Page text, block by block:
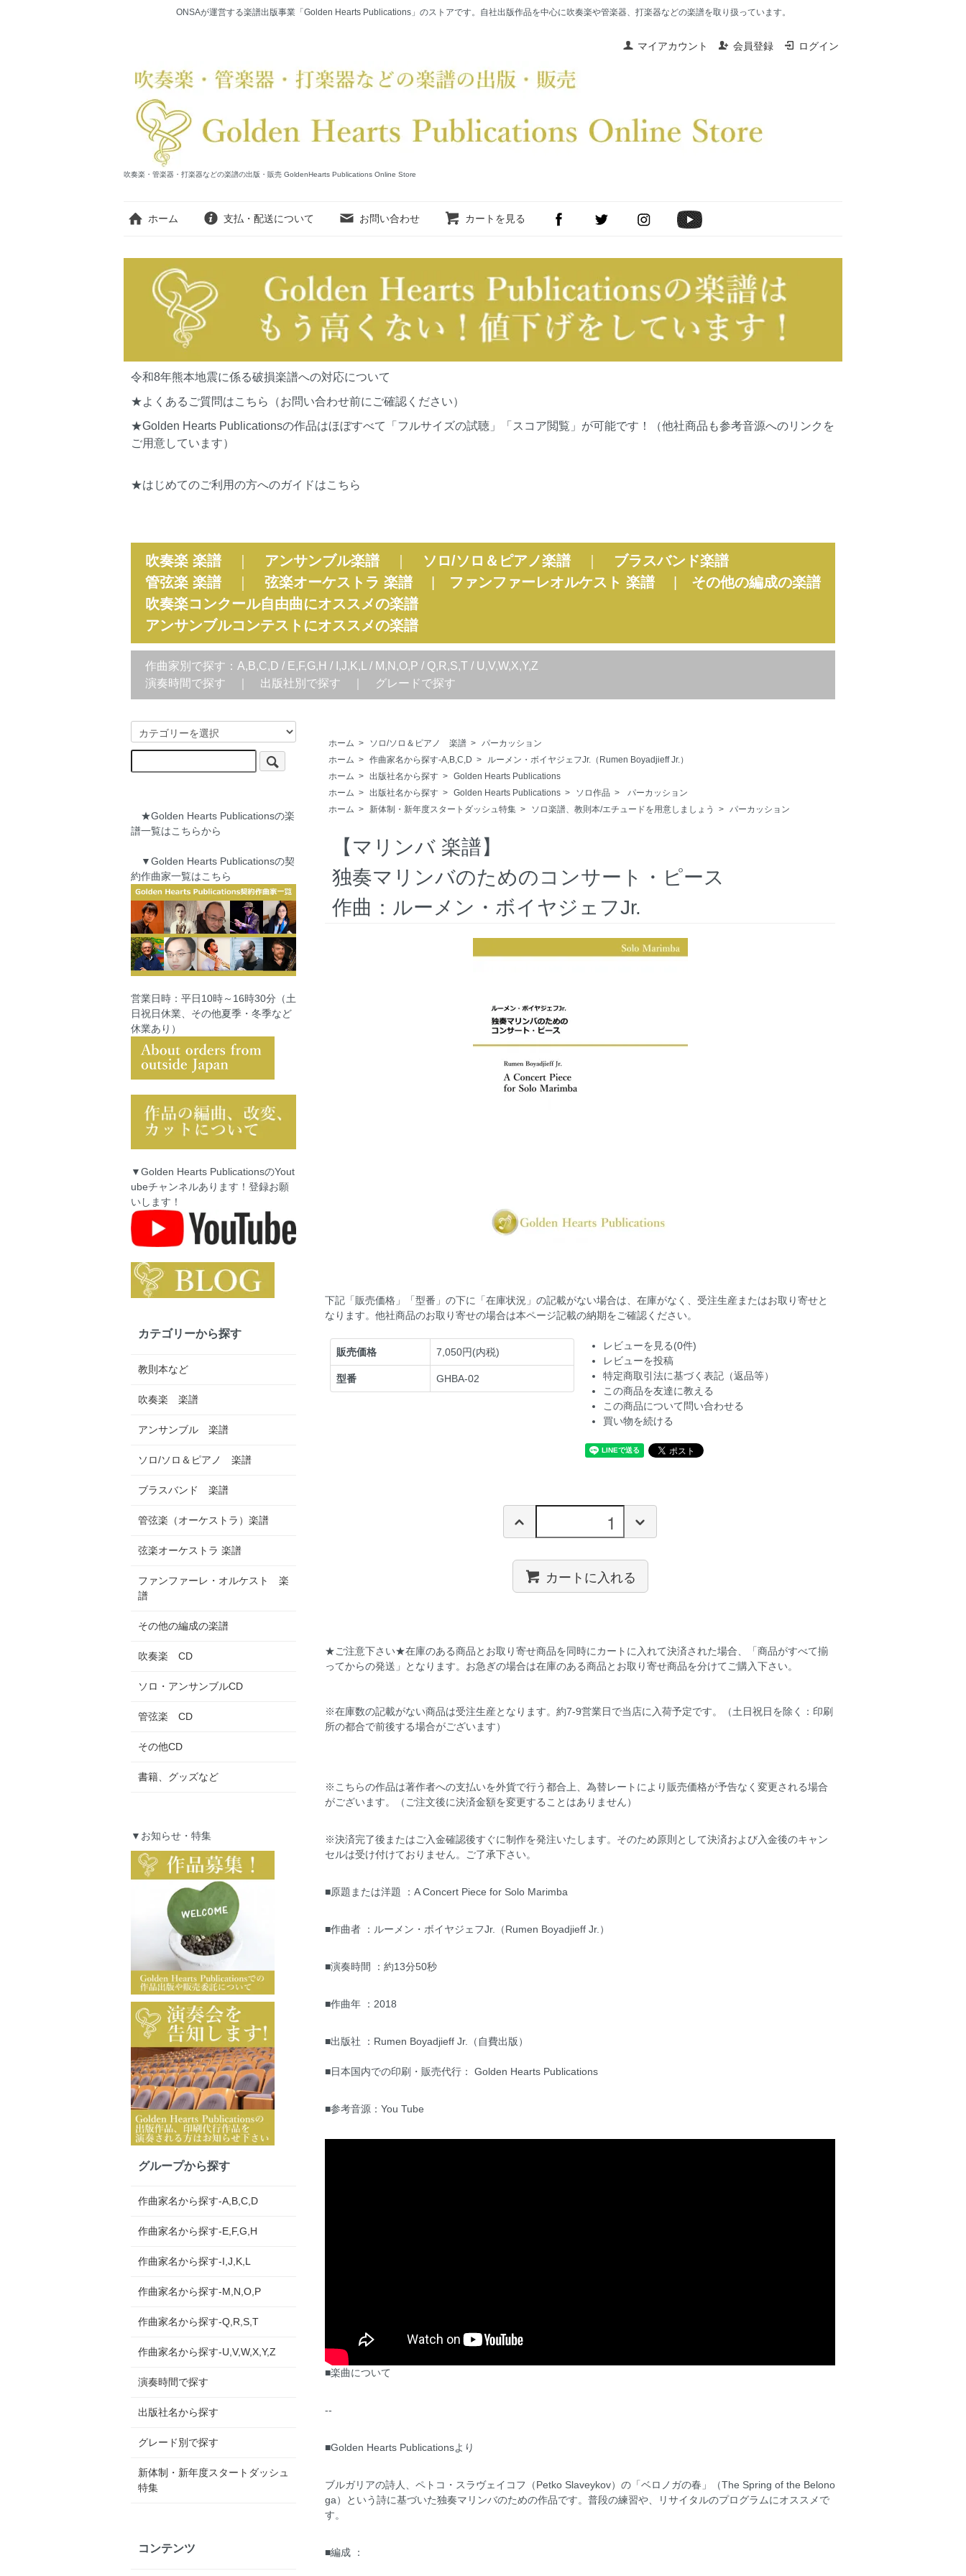
ONSAが運営する楽譜出版事業「Golden Hearts Publications」のストアです。自社出版作品を中心に吹奏楽や管楽器、打楽器などの楽譜を取り扱っています。
マイアカウント 会員登録 ログイン
吹奏楽・管楽器・打楽器などの楽譜の出版・販売 GoldenHearts Publications Online Store
ホーム 支払・配送について お問い合わせ カートを見る
令和8年熊本地震に係る破損楽譜への対応について
★よくあるご質問はこちら（お問い合わせ前にご確認ください）
★Golden Hearts Publicationsの作品はほぼすべて「フルサイズの試聴」「スコア閲覧」が可能です！（他社商品も参考音源へのリンクを
ご用意しています）
★はじめてのご利用の方へのガイドはこちら
吹奏楽 楽譜｜ アンサンブル楽譜｜ ソロ/ソロ＆ピアノ楽譜｜ ブラスバンド楽譜
管弦楽 楽譜｜ 弦楽オーケストラ 楽譜| ファンファーレオルケスト 楽譜| その他の編成の楽譜
吹奏楽コンクール自由曲にオススメの楽譜
アンサンブルコンテストにオススメの楽譜
作曲家別で探す： A,B,C,D / E,F,G,H / I,J,K,L / M,N,O,P / Q,R,S,T / U,V,W,X,Y,Z
演奏時間で探す
出版社別で探す グレードで探す
ホーム > ソロ/ソロ＆ピアノ 楽譜 > パーカッション
ホーム > 作曲家名から探す-A,B,C,D >
ルーメン・ボイヤジェフJr.（Rumen Boyadjieff Jr.）
ホーム > 出版社名から探す > Golden Hearts Publications
ホーム > 出版社名から探す > Golden Hearts Publications > ソロ作品 >
パーカッション
ホーム > 新体制・新年度スタートダッシュ特集 > ソロ楽譜、教則本/エチュードを用意しましょう > パーカッション
【マリンバ 楽譜】
独奏マリンバのためのコンサート・ピース
作曲：ルーメン・ボイヤジェフJr.
下記「販売価格」「型番」の下に「在庫状況」の記載がない場合は、在庫がなく、受注生産またはお取り寄せと
なります。他社商品のお取り寄せの場合は本ページ記載の納期をご確認ください。
販売価格 7,050円(内税)
型番 GHBA-02
レビューを見る(0件)
レビューを投稿
特定商取引法に基づく表記（返品等）
この商品を友達に教える
この商品について問い合わせる
買い物を続ける
カートに入れる
★ご注意下さい★在庫のある商品とお取り寄せ商品を同時にカートに入れて決済された場合、「商品がすべて揃
ってからの発送」となります。お急ぎの場合は在庫のある商品とお取り寄せ商品を分けてご購入下さい。
※在庫数の記載がない商品は受注生産となります。約7-9営業日で当店に入荷予定です。（土日祝日を除く：印刷
所の都合で前後する場合がございます）
※こちらの作品は著作者への支払いを外貨で行う都合上、為替レートにより販売価格が予告なく変更される場合
がございます。（ご注文後に決済金額を変更することはありません）
※決済完了後またはご入金確認後すぐに制作を発注いたします。そのため原則として決済および入金後のキャン
セルは受け付けておりません。ご了承下さい。
■原題または洋題 ：A Concert Piece for Solo Marimba
■作曲者 ：ルーメン・ボイヤジェフJr.（Rumen Boyadjieff Jr.）
■演奏時間 ：約13分50秒
■作曲年 ：2018
■出版社 ：Rumen Boyadjieff Jr.（自費出版）
■日本国内での印刷・販売代行： Golden Hearts Publications
■参考音源：You Tube
■楽曲について
--
■Golden Hearts Publicationsより
ブルガリアの詩人、ペトコ・スラヴェイコフ（Petko Slaveykov）の「ベロノガの春」（The Spring of the Belono
ga）という詩に基づいた独奏マリンバのための作品です。普段の練習や、リサイタルのプログラムにオススメで
す。
■編成 ：
★Golden Hearts Publicationsの楽
譜一覧はこちらから
▼Golden Hearts Publicationsの契
約作曲家一覧はこちら
営業日時：平日10時～16時30分（土
日祝日休業、その他夏季・冬季など
休業あり）
▼Golden Hearts PublicationsのYout
ubeチャンネルあります！登録お願
いします！
カテゴリーから探す
教則本など
吹奏楽 楽譜
アンサンブル 楽譜
ソロ/ソロ＆ピアノ 楽譜
ブラスバンド 楽譜
管弦楽（オーケストラ）楽譜
弦楽オーケストラ 楽譜
ファンファーレ・オルケスト 楽
譜
その他の編成の楽譜
吹奏楽 CD
ソロ・アンサンブルCD
管弦楽 CD
その他CD
書籍、グッズなど
▼お知らせ・特集
グループから探す
作曲家名から探す-A,B,C,D
作曲家名から探す-E,F,G,H
作曲家名から探す-I,J,K,L
作曲家名から探す-M,N,O,P
作曲家名から探す-Q,R,S,T
作曲家名から探す-U,V,W,X,Y,Z
演奏時間で探す
出版社名から探す
グレード別で探す
新体制・新年度スタートダッシュ
特集
コンテンツ